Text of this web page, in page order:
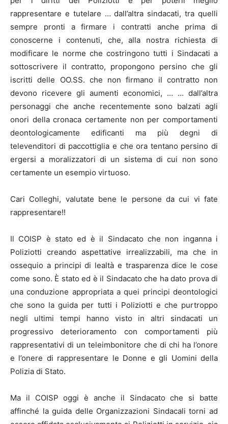
rappresentare e tutelare … dall’altra sindacati, tra quelli
sempre pronti a firmare i contratti anche prima di
conoscerne i contenuti, che, alla nostra richiesta di
modificare le norme che costringono tutti i Sindacati a
sottoscrivere il contratto, propongono persino che gli
iscritti delle OO.SS. che non firmano il contratto non
devono ricevere gli aumenti economici, … … dall’altra
personaggi che anche recentemente sono balzati agli
onori della cronaca certamente non per comportamenti
deontologicamente edificanti ma più degni di
televenditori di paccottiglia e che ora tentano persino di
ergersi a moralizzatori di un sistema di cui non sono
certamente un esempio virtuoso.
Cari Colleghi, valutate bene le persone da cui vi fate
rappresentare!!
Il COISP è stato ed è il Sindacato che non inganna i
Poliziotti creando aspettative irrealizzabili, ma che in
ossequio a principi di lealtà e trasparenza dice le cose
come sono. È stato ed è il Sindacato che ha dato prova di
una conduzione appropriata a quei principi deontologici
che sono la guida per tutti i Poliziotti e che purtroppo
negli ultimi tempi hanno visto in altri sindacati un
progressivo deterioramento con comportamenti più
rappresentativi di un teleimbonitore che di chi ha l’onore
e l’onere di rappresentare le Donne e gli Uomini della
Polizia di Stato.
Ma il COISP oggi è anche il Sindacato che si batte
affinché la guida delle Organizzazioni Sindacali torni ad